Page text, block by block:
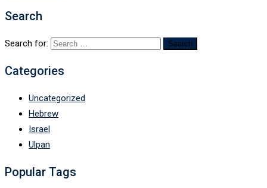
Search
Search for:
Categories
Uncategorized
Hebrew
Israel
Ulpan
Popular Tags